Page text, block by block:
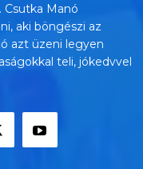
Csutka Manó
aki böngészi az
azt üzeni legyen
teli, jókedvvel